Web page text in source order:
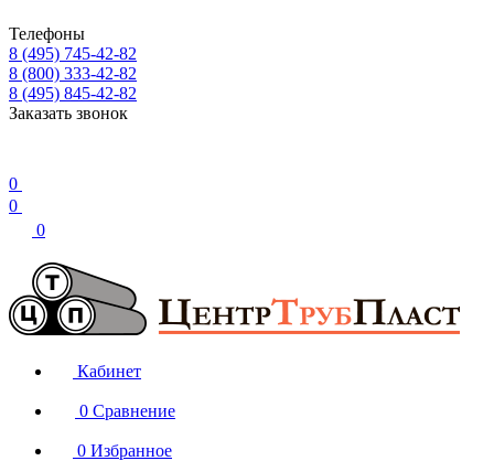
Телефоны
8 (495) 745-42-82
8 (800) 333-42-82
8 (495) 845-42-82
Заказать звонок
0
0
0
Кабинет
0 Сравнение
0 Избранное